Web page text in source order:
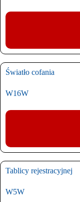
Światło cofania
W16W
Tablicy rejestracyjnej
W5W